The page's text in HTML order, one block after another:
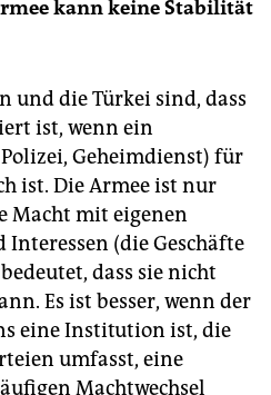
kann keine Stabilität
und die Türkei sind, dass
ist, wenn ein
Geheimdienst) für
ist. Die Armee ist nur
Macht mit eigenen
(die Geschäfte
dass sie nicht
Es ist besser, wenn der
eine Institution ist, die
umfasst, eine
Machtwechsel